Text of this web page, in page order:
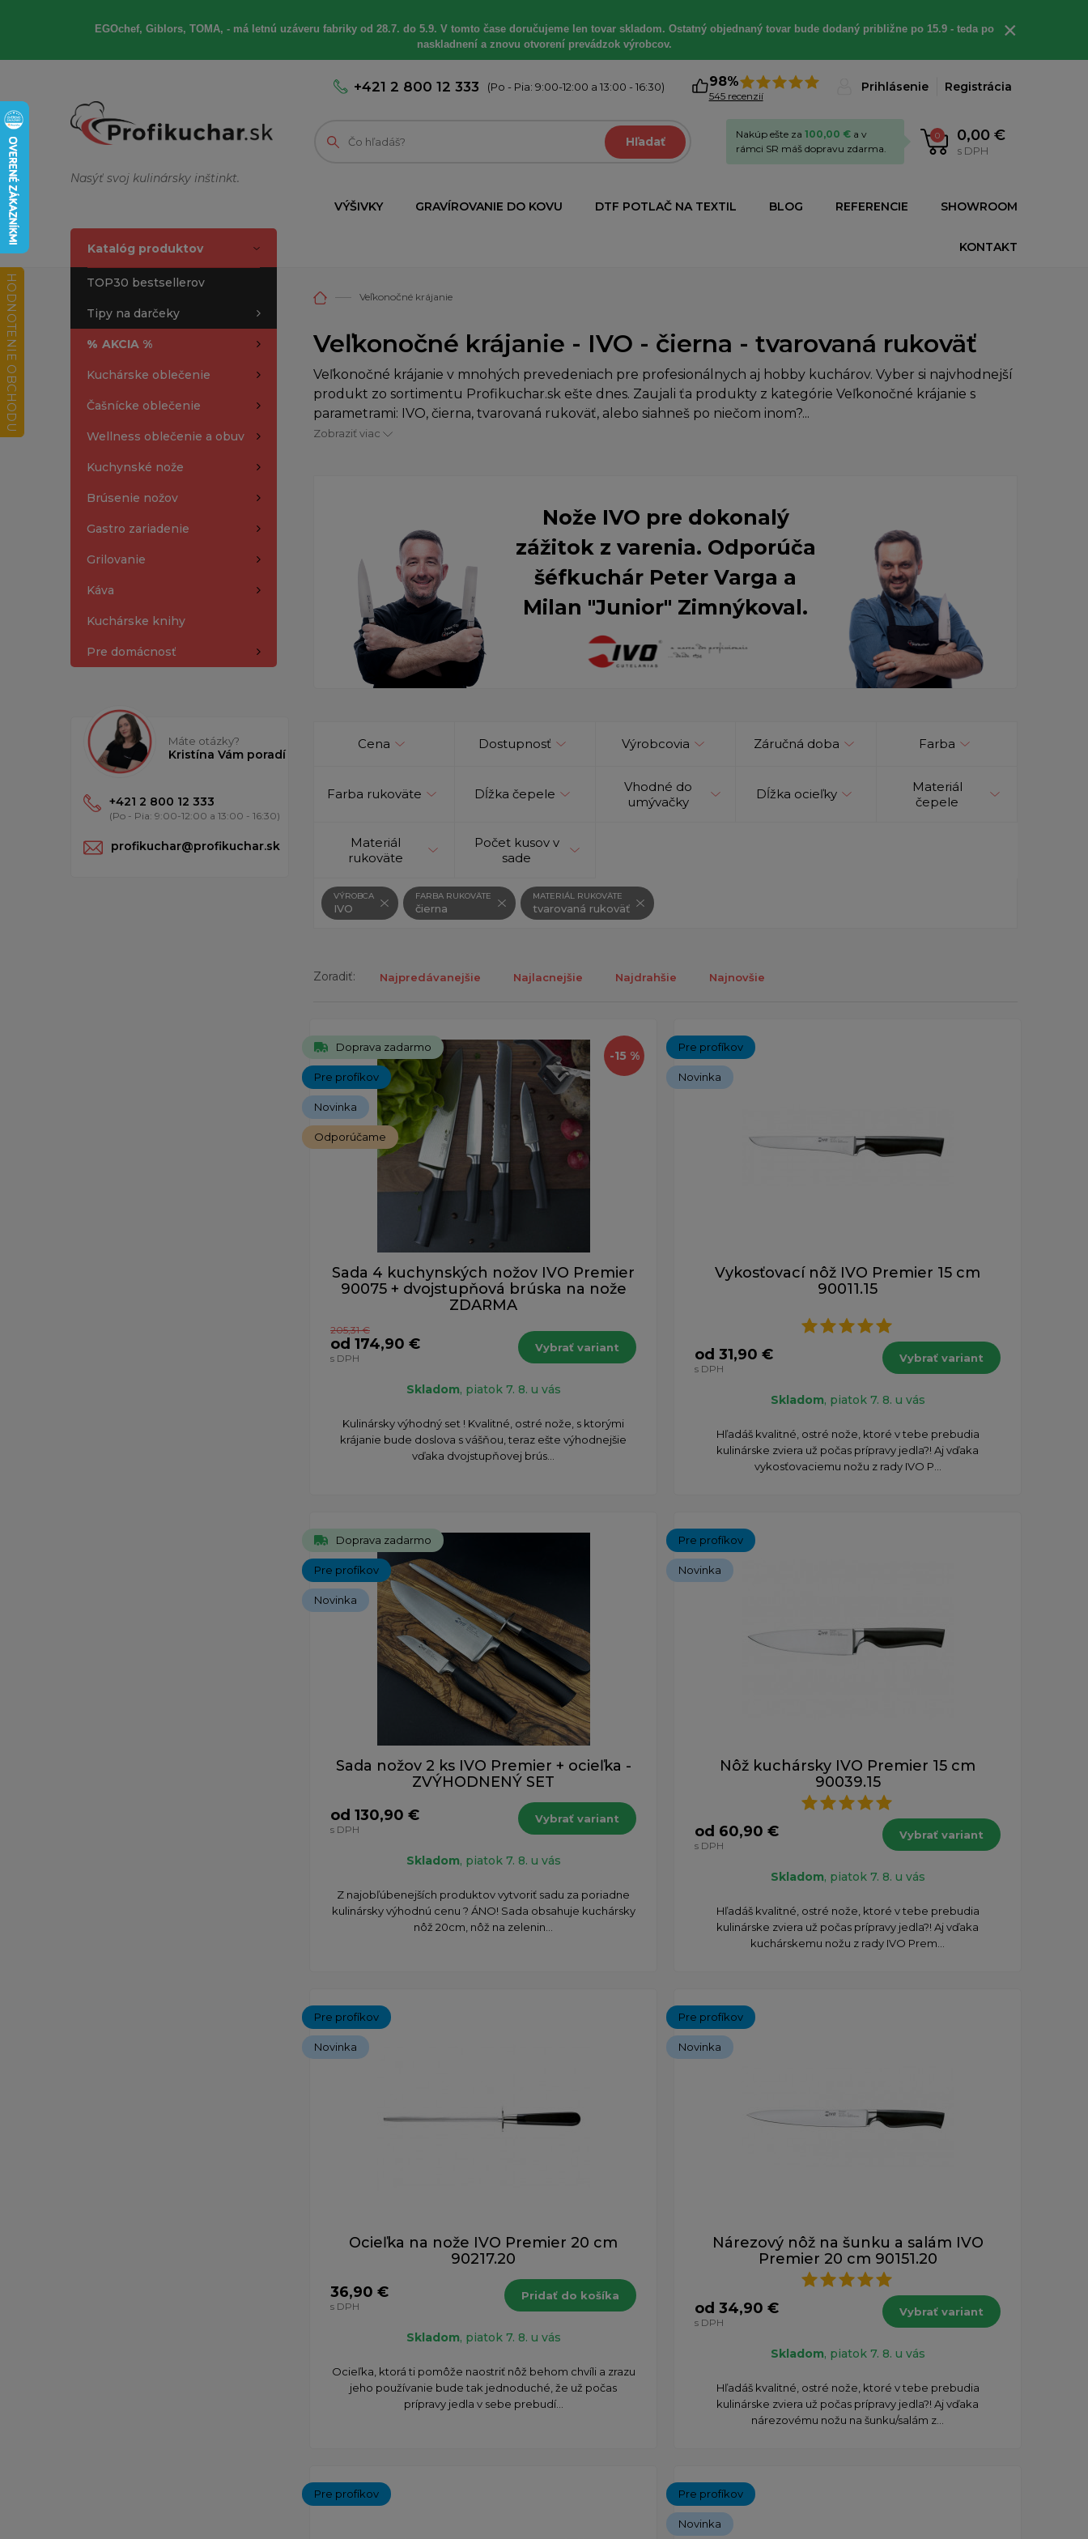
EGOchef, Giblors, TOMA, - má letnú uzáveru fabriky od 28.7. do 5.9. V tomto čase doručujeme len tovar skladom. Ostatný objednaný tovar bude dodaný približne po 15.9 - teda po
naskladnení a znovu otvorení prevádzok výrobcov.
×
Nasýť svoj kulinársky inštinkt.
+421 2 800 12 333 (Po - Pia: 9:00-12:00 a 13:00 - 16:30) 98%
545 recenzií
Prihlásenie Registrácia
Hľadať 0 0,00 €
s DPH
Nakúp ešte za 100,00 € a v
rámci SR máš dopravu zdarma.
VÝŠIVKY GRAVÍROVANIE DO KOVU DTF POTLAČ NA TEXTIL BLOG REFERENCIE SHOWROOM
KONTAKT
Katalóg produktov
TOP30 bestsellerov
Tipy na darčeky
% AKCIA %
Kuchárske oblečenie
Čašnícke oblečenie
Wellness oblečenie a obuv
Kuchynské nože
Brúsenie nožov
Gastro zariadenie
Grilovanie
Káva
Kuchárske knihy
Pre domácnosť
Máte otázky?
Kristína Vám poradí
+421 2 800 12 333
(Po - Pia: 9:00-12:00 a 13:00 - 16:30)
profikuchar@profikuchar.sk
Veľkonočné krájanie
Veľkonočné krájanie - IVO - čierna - tvarovaná rukoväť
Veľkonočné krájanie v mnohých prevedeniach pre profesionálnych aj hobby kuchárov. Vyber si najvhodnejší
produkt zo sortimentu Profikuchar.sk ešte dnes. Zaujali ťa produkty z kategórie Veľkonočné krájanie s
parametrami: IVO, čierna, tvarovaná rukoväť, alebo siahneš po niečom inom?...
Zobraziť viac
Nože IVO pre dokonalý
zážitok z varenia. Odporúča
šéfkuchár Peter Varga a
Milan "Junior" Zimnýkoval.
Cena Dostupnosť Výrobcovia Záručná doba Farba
Farba rukoväte Dĺžka čepele
Vhodné do
umývačky
Dĺžka ocieľky
Materiál
čepele
Materiál
rukoväte
Počet kusov v
sade
VÝROBCA
IVO
FARBA RUKOVÄTE
čierna
MATERIÁL RUKOVÄTE
tvarovaná rukoväť
Zoradiť: Najpredávanejšie Najlacnejšie Najdrahšie Najnovšie
-15 %
Doprava zadarmo
Pre profíkov
Novinka
Odporúčame
Sada 4 kuchynských nožov IVO Premier
90075 + dvojstupňová brúska na nože
ZDARMA
205,31 €
od 174,90 €
s DPH
Vybrať variant
Skladom, piatok 7. 8. u vás
​Kulinársky výhodný set ! Kvalitné, ostré nože, s ktorými
krájanie bude doslova s vášňou, teraz ešte výhodnejšie
vďaka dvojstupňovej brús...
Pre profíkov
Novinka
Vykosťovací nôž IVO Premier 15 cm
90011.15
od 31,90 €
s DPH
Vybrať variant
Skladom, piatok 7. 8. u vás
Hľadáš kvalitné, ostré nože, ktoré v tebe prebudia
kulinárske zviera už počas prípravy jedla?! Aj vďaka
vykosťovaciemu nožu z rady IVO P...
Doprava zadarmo
Pre profíkov
Novinka
Sada nožov 2 ks IVO Premier + ocieľka -
ZVÝHODNENÝ SET
od 130,90 €
s DPH
Vybrať variant
Skladom, piatok 7. 8. u vás
Z najobľúbenejších produktov vytvoriť sadu za poriadne
kulinársky výhodnú cenu ? ÁNO! Sada obsahuje kuchársky
nôž 20cm, ​nôž na zelenin...
Pre profíkov
Novinka
Nôž kuchársky IVO Premier 15 cm
90039.15
od 60,90 €
s DPH
Vybrať variant
Skladom, piatok 7. 8. u vás
Hľadáš kvalitné, ostré nože, ktoré v tebe prebudia
kulinárske zviera už počas prípravy jedla?! Aj vďaka
kuchárskemu nožu z rady IVO Prem...
Pre profíkov
Novinka
Ocieľka na nože IVO Premier 20 cm
90217.20
36,90 €
s DPH
Pridať do košíka
Skladom, piatok 7. 8. u vás
Ocieľka, ktorá ti pomôže naostriť nôž behom chvíli a zrazu
jeho používanie bude tak jednoduché, že už počas
prípravy jedla v sebe prebudí...
Pre profíkov
Novinka
Nárezový nôž na šunku a salám IVO
Premier 20 cm 90151.20
od 34,90 €
s DPH
Vybrať variant
Skladom, piatok 7. 8. u vás
Hľadáš kvalitné, ostré nože, ktoré v tebe prebudia
kulinárske zviera už počas prípravy jedla?! Aj vďaka
nárezovému nožu na šunku/salám z...
Pre profíkov Pre profíkov
Novinka
HODNOTENIE OBCHODU